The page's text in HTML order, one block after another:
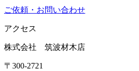
ご依頼・お問い合わせ
アクセス
株式会社 筑波材木店
〒300-2721